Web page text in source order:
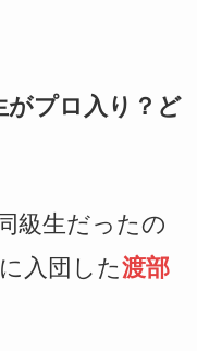
がプロ入り？ど
級生だったの
入団した渡部